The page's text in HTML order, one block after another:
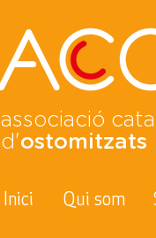
associació
d'ostomitzats
Inici Qui som